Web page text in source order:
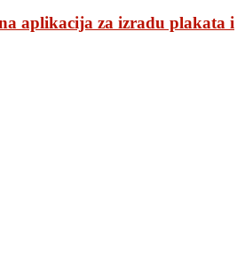
aplikacija za izradu plakata i